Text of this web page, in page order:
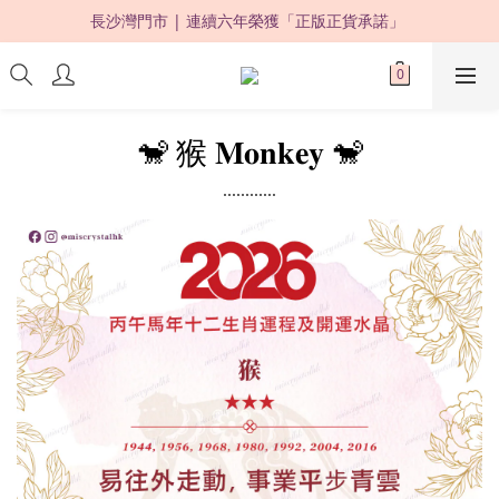
限時優惠：購買滿 HKD500，即享 88 折 !
長沙灣門市 | 連續六年榮獲「正版正貨承諾」
限時優惠：購買滿 HKD500，即享 88 折 !
🐒 猴 𝐌𝐨𝐧𝐤𝐞𝐲 🐒
⋯⋯⋯⋯